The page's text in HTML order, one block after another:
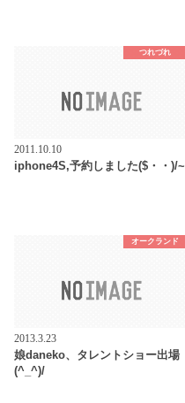
つれづれ
2011.10.10
iphone4S,予約しました($・・)/~
オークランド
2013.3.23
娘daneko、タレントショー出場
(^_^)/